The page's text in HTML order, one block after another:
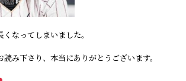
なってしまいました。
み下さり、本当にありがとうございます。